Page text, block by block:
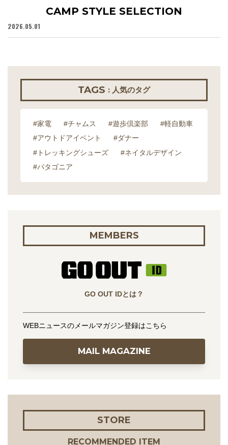
CAMP STYLE SELECTION
2026.05.01
TAGS : 人気のタグ
#家電 #チャムス #遊歩倶楽部
#軽自動車
#アウトドアイベント
#ダナー
#トレッキングシューズ
#ネイタルデザイン
#パタゴニア
MEMBERS
GO OUT IDとは？
WEBニュースのメールマガジン登録はこちら
MAIL MAGAZINE
STORE
RECOMMENDED ITEM